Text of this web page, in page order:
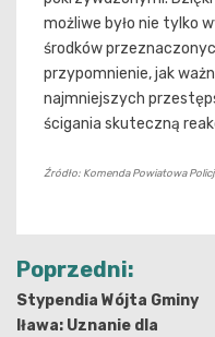
możliwe było nie tylko
środków
przypomnienie, jak
najmniejszych
ścigania skuteczną
Źródło: Komenda Powiatowa
Nawigacja
wpisu
Poprzedni:
Stypendia Wójta Gminy
Iława: Uznanie dla